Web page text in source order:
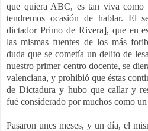
que quiera ABC, es tan viva
tendremos ocasión de hablar. El
dictador Primo de Rivera], que en
las mismas fuentes de los más
duda que se cometía un delito de
nuestro primer centro docente, se
valenciana, y prohibió que éstas
de Dictadura y hubo que callar y
fué considerado por muchos como
Pasaron unes meses, y un día, el